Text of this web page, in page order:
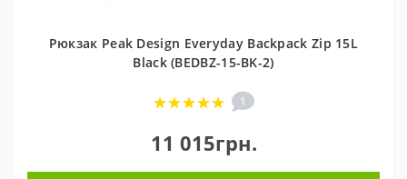
Рюкзак Peak Design Everyday Backpack Zip 15L
Black (BEDBZ-15-BK-2)
1
11 015грн.